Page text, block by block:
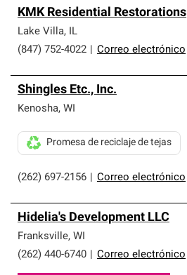
KMK Residential Restorations
Lake Villa, IL
(847) 752-4022
Correo electrónico
Shingles Etc., Inc.
Kenosha, WI
(262) 697-2156 Correo electrónico
Promesa de reciclaje de tejas
Hidelia's Development LLC
Franksville, WI
(262) 440-6740
Correo electrónico